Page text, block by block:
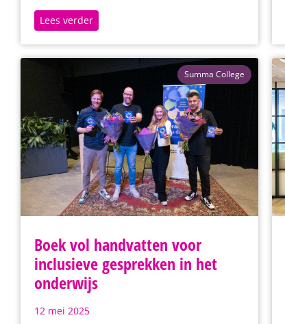
Lees verder
Summa College
Boek vol handvatten voor
inclusieve gesprekken in het
onderwijs
12 mei 2025